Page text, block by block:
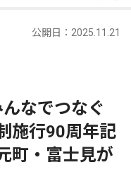
公開日：2025.11.21
んなでつなぐ
施行90周年記
町・富士見が